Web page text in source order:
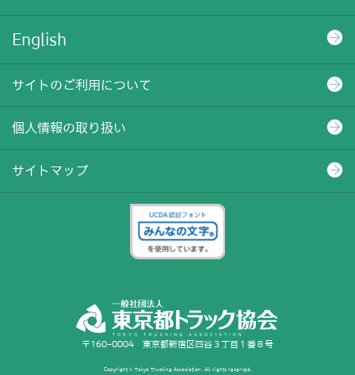
English
サイトのご利用について
個人情報の取り扱い
サイトマップ
〒160-0004 東京都新宿区四谷３丁目１番８号
Copyright © Tokyo Trucking Association. All rights reserved.